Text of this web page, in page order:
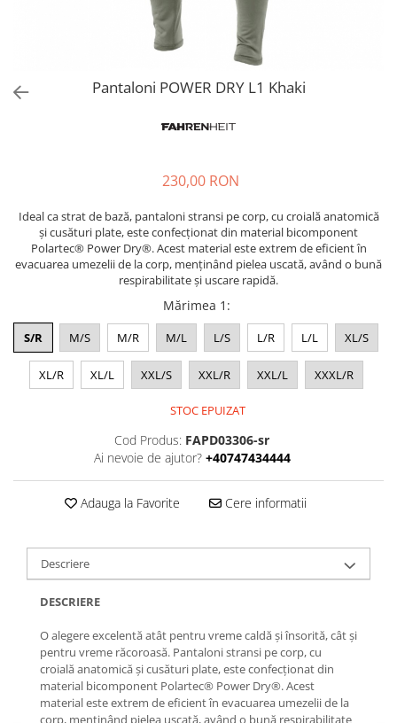
Pantaloni POWER DRY L1 Khaki
230,00 RON
Ideal ca strat de bază, pantaloni stransi pe corp, cu croială anatomică
și cusături plate, este confecționat din material bicomponent
Polartec®️ Power Dry®️. Acest material este extrem de eficient în
evacuarea umezelii de la corp, menținând pielea uscată, având o bună
respirabilitate și uscare rapidă.
Mărimea 1 :
S/R M/S M/R M/L L/S L/R L/L XL/S
XL/R XL/L XXL/S XXL/R XXL/L XXXL/R
STOC EPUIZAT
Cod Produs: FAPD03306-sr
Ai nevoie de ajutor? +40747434444
Adauga la Favorite Cere informatii
Descriere
DESCRIERE
O alegere excelentă atât pentru vreme caldă și însorită, cât și
pentru vreme răcoroasă. Pantaloni stransi pe corp, cu
croială anatomică și cusături plate, este confecționat din
material bicomponent Polartec®️ Power Dry®️. Acest
material este extrem de eficient în evacuarea umezelii de la
corp, menținând pielea uscată, având o bună respirabilitate